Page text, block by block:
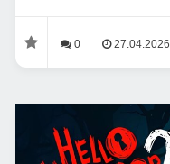
0 27.04.2026